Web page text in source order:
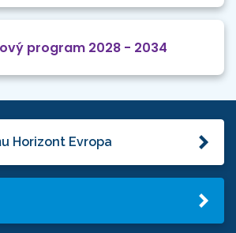
program 2028 - 2034
Horizont Evropa